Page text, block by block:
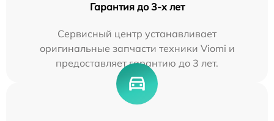
Гарантия до 3-х лет
Сервисный центр устанавливает
оригинальные запчасти техники Viomi и
предоставляет гарантию до 3 лет.